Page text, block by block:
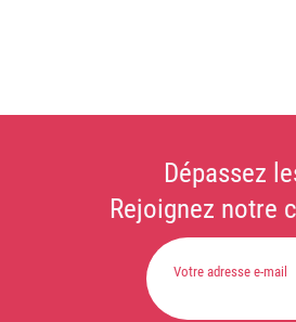
Dépassez
Rejoignez notre